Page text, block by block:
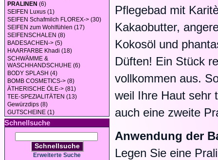
PRALINEN (6)
SEIFEN Luxus (1)
SEIFEN Schafmilch FLOREX-> (30)
SEIFEN zum Wohlfühlen (17)
SEIFENSCHALEN (8)
BADESACHEN-> (5)
HAARFARBE Khadi (18)
SCHWÄMME &
WASCHHANDSCHUHE (6)
BODY SPLASH (4)
BOMB COSMETICS-> (8)
ÄTHERISCHE ÖLE-> (81)
TEE-SPEZIALITÄTEN (13)
Gewürzdips (8)
GUTSCHEINE (1)
Schnellsuche
Schnellsuche
Erweiterte Suche
Pflegebad mit
Kakaobutter,
Kokosöl und
Düften! Ein Stück
vollkommen aus.
weil Ihre Haut sehr
auch eine zweite
Anwendung der
Legen Sie eine